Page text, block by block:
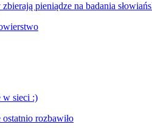
pieniądze na badania
w sieci :)
rozbawiło